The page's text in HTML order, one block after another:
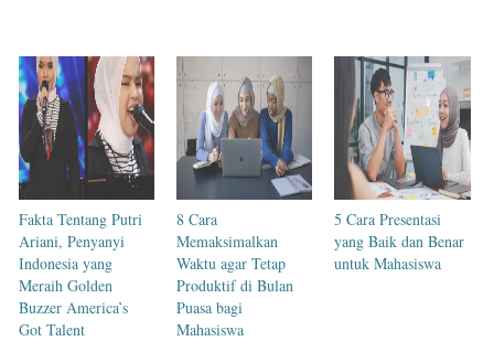
Fakta Tentang Putri
Ariani, Penyanyi
Indonesia yang
Meraih Golden
Buzzer America’s
Got Talent
8 Cara
Memaksimalkan
Waktu agar Tetap
Produktif di Bulan
Puasa bagi
Mahasiswa
5 Cara Presentasi
yang Baik dan Benar
untuk Mahasiswa